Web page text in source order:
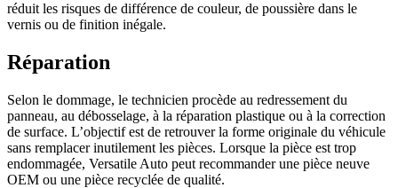
réduit les risques de différence de couleur, de poussière dans le
vernis ou de finition inégale.
Réparation
Selon le dommage, le technicien procède au redressement du
panneau, au débosselage, à la réparation plastique ou à la correction
de surface. L’objectif est de retrouver la forme originale du véhicule
sans remplacer inutilement les pièces. Lorsque la pièce est trop
endommagée, Versatile Auto peut recommander une pièce neuve
OEM ou une pièce recyclée de qualité.